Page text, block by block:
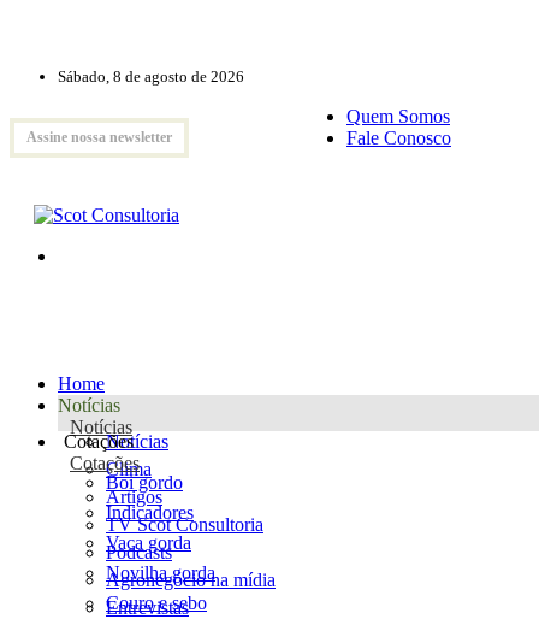
Sábado, 8 de agosto de 2026
Assine nossa newsletter
Quem Somos
Fale Conosco
Home
Notícias
Notícias
Notícias
Clima
Artigos
TV Scot Consultoria
Podcasts
Agronegócio na mídia
Entrevistas
Cotações
Cotações
Boi gordo
Indicadores
Vaca gorda
Novilha gorda
Couro e sebo